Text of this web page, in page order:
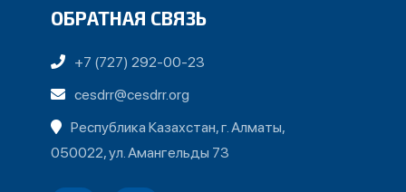
ОБРАТНАЯ СВЯЗЬ
+7 (727) 292-00-23
cesdrr@cesdrr.org
Республика Казахстан, г. Алматы,
050022, ул. Амангельды 73